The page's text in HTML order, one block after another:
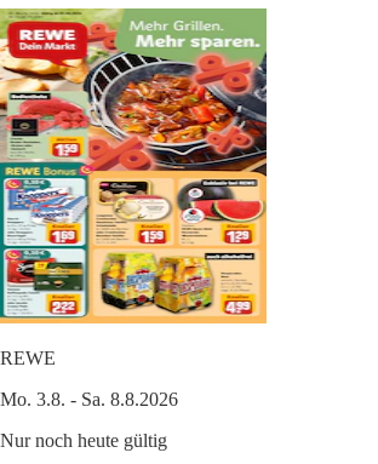
REWE
Mo. 3.8. - Sa. 8.8.2026
Nur noch heute gültig